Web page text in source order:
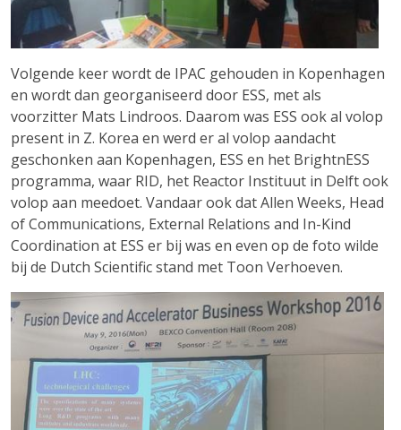
Volgende keer wordt de IPAC gehouden in Kopenhagen
en wordt dan georganiseerd door ESS, met als
voorzitter Mats Lindroos. Daarom was ESS ook al volop
present in Z. Korea en werd er al volop aandacht
geschonken aan Kopenhagen, ESS en het BrightnESS
programma, waar RID, het Reactor Instituut in Delft ook
volop aan meedoet. Vandaar ook dat Allen Weeks, Head
of Communications, External Relations and In-Kind
Coordination at ESS er bij was en even op de foto wilde
bij de Dutch Scientific stand met Toon Verhoeven.